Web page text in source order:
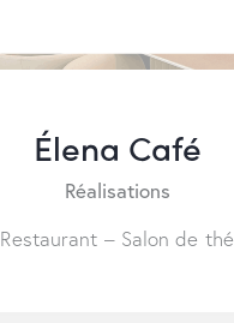
Élena Café
Réalisations
Restaurant – Salon de thé